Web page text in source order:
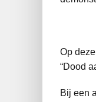
Op
“Dood
Bij een